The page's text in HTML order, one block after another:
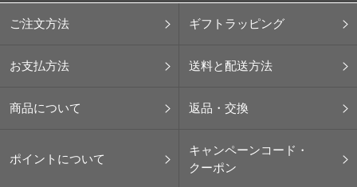
ご注文方法 ギフトラッピング
お支払方法 送料と配送方法
商品について 返品・交換
ポイントについて
キャンペーンコード・
クーポン